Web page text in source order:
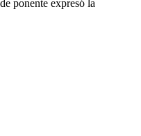
ponente expresó la